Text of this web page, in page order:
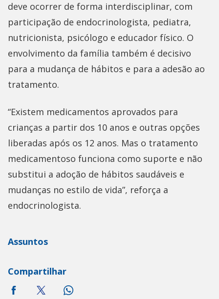
deve ocorrer de forma interdisciplinar, com
participação de endocrinologista, pediatra,
nutricionista, psicólogo e educador físico. O
envolvimento da família também é decisivo
para a mudança de hábitos e para a adesão ao
tratamento.
“Existem medicamentos aprovados para
crianças a partir dos 10 anos e outras opções
liberadas após os 12 anos. Mas o tratamento
medicamentoso funciona como suporte e não
substitui a adoção de hábitos saudáveis e
mudanças no estilo de vida”, reforça a
endocrinologista.
Assuntos
Compartilhar